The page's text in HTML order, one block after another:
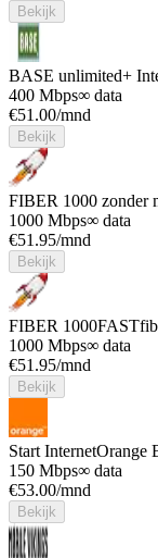
Bekijk
BASE unlimited+
400 Mbps∞ data
€51.00/mnd
Bekijk
FIBER 1000 zonder
1000 Mbps∞ data
€51.95/mnd
Bekijk
FIBER 1000
1000 Mbps∞ data
€51.95/mnd
Bekijk
Start InternetOrange
150 Mbps∞ data
€53.00/mnd
Bekijk